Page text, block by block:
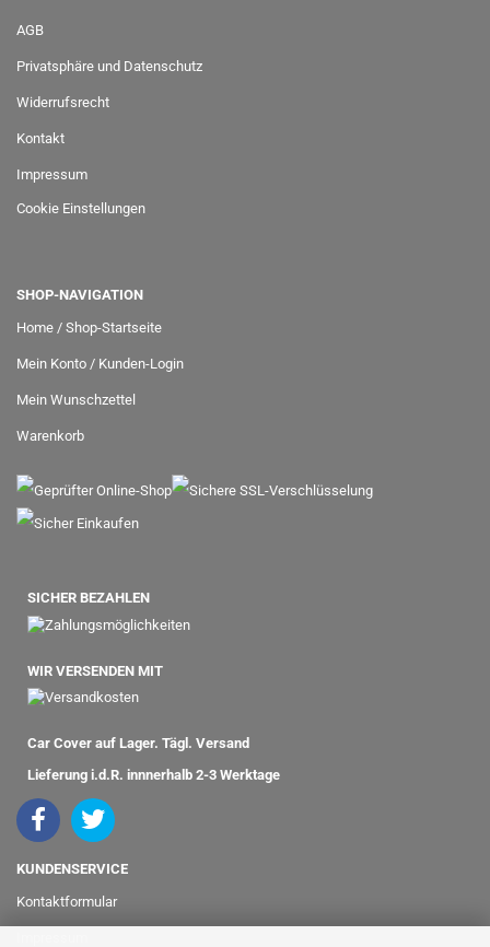
AGB
Privatsphäre und Datenschutz
Widerrufsrecht
Kontakt
Impressum
Cookie Einstellungen
SHOP-NAVIGATION
Home / Shop-Startseite
Mein Konto / Kunden-Login
Mein Wunschzettel
Warenkorb
SICHER BEZAHLEN
WIR VERSENDEN MIT
Car Cover auf Lager. Tägl. Versand
Lieferung i.d.R. innnerhalb 2-3 Werktage
KUNDENSERVICE
Kontaktformular